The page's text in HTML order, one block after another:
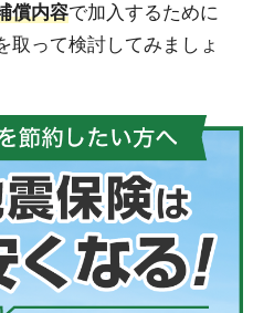
償内容で加入するために
取って検討してみましょ